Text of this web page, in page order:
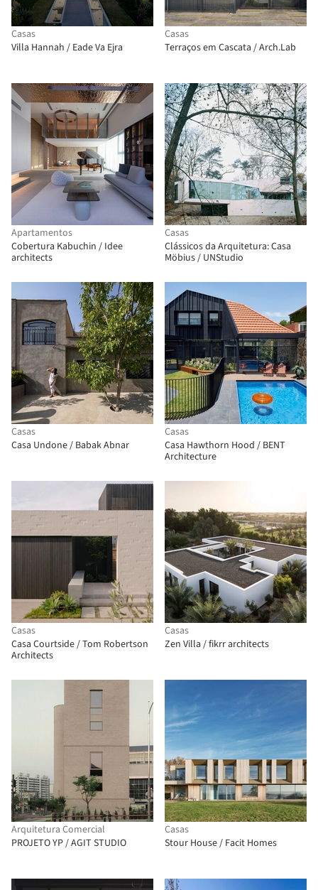
Casas
Villa Hannah / Eade Va Ejra
Casas
Terraços em Cascata / Arch.Lab
Apartamentos
Cobertura Kabuchin / Idee
architects
Casas
Clássicos da Arquitetura: Casa
Möbius / UNStudio
Casas
Casa Undone / Babak Abnar
Casas
Casa Hawthorn Hood / BENT
Architecture
Casas
Casa Courtside / Tom Robertson
Architects
Casas
Zen Villa / fikrr architects
Arquitetura Comercial
PROJETO YP / AGIT STUDIO
Casas
Stour House / Facit Homes